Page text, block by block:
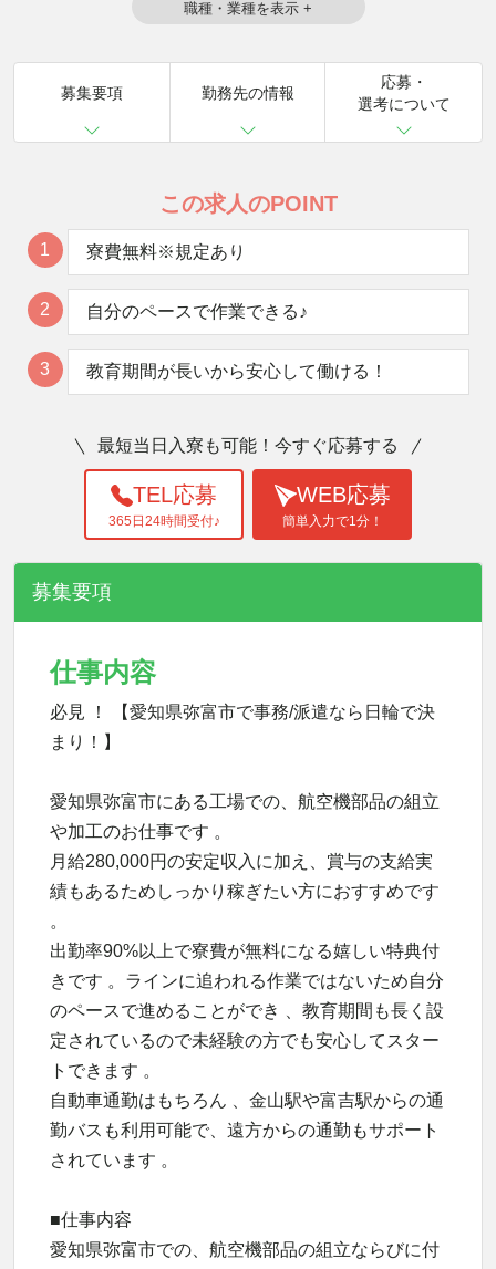
募集要項 勤務先の情報
応募・
選考について
この求人のPOINT
1 寮費無料※規定あり
2 自分のペースで作業できる♪
3 教育期間が長いから安心して働ける！
最短当日入寮も可能！今すぐ応募する
WEB応募
簡単入力で1分！
TEL応募
365日24時間受付♪
募集要項
仕事内容
必見 ！ 【愛知県弥富市で事務/派遣なら日輪で決
まり！】
愛知県弥富市にある工場での、航空機部品の組立
や加工のお仕事です 。
月給280,000円の安定収入に加え、賞与の支給実
績もあるためしっかり稼ぎたい方におすすめです
。
出勤率90%以上で寮費が無料になる嬉しい特典付
きです 。ラインに追われる作業ではないため自分
のペースで進めることができ 、教育期間も長く設
定されているので未経験の方でも安心してスター
トできます 。
自動車通勤はもちろん 、金山駅や富吉駅からの通
勤バスも利用可能で、遠方からの通勤もサポート
されています 。
■仕事内容
愛知県弥富市での、航空機部品の組立ならびに付